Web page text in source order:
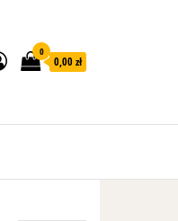
0
0,00 zł